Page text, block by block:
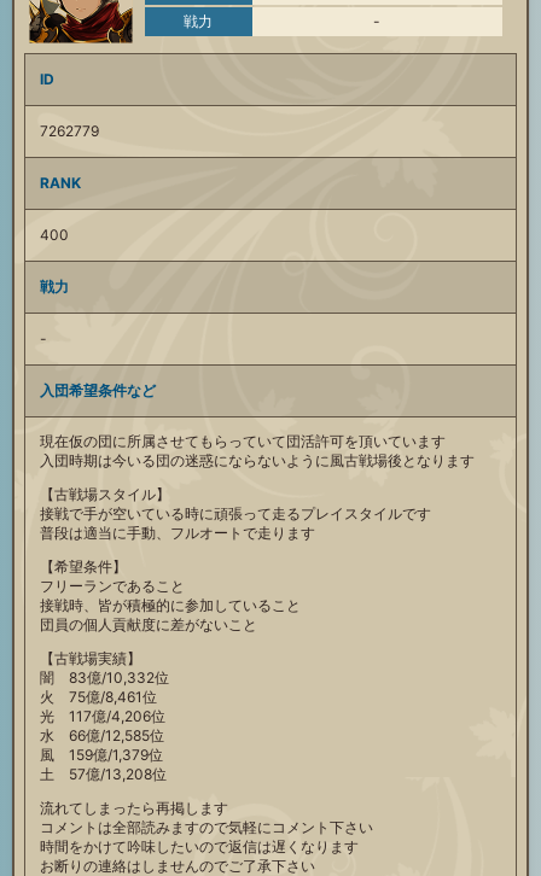
戦力
-
ID
7262779
RANK
400
戦力
-
入団希望条件など
現在仮の団に所属させてもらっていて団活許可を頂いています
入団時期は今いる団の迷惑にならないように風古戦場後となります
【古戦場スタイル】
接戦で手が空いている時に頑張って走るプレイスタイルです
普段は適当に手動、フルオートで走ります
【希望条件】
フリーランであること
接戦時、皆が積極的に参加していること
団員の個人貢献度に差がないこと
【古戦場実績】
闇 83億/10,332位
火 75億/8,461位
光 117億/4,206位
水 66億/12,585位
風 159億/1,379位
土 57億/13,208位
流れてしまったら再掲します
コメントは全部読みますので気軽にコメント下さい
時間をかけて吟味したいので返信は遅くなります
お断りの連絡はしませんのでご了承下さい